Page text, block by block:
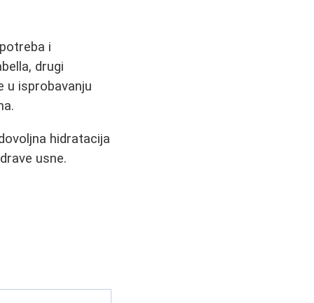
i
drugi
u isprobavanju
hidratacija
usne.